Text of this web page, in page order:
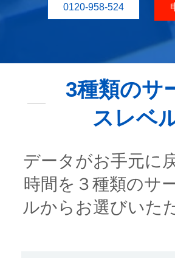
0120-958-524
3種類のサ
スレベ
データがお手元に
時間を３種類のサ
ルからお選びいた